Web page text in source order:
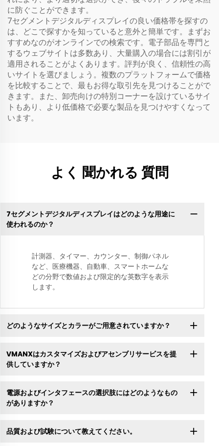
に防ぐことができます。
7セグメントデジタルディスプレイの良い価格帯を探すの
は、どこで探すかを知っていると意外と簡単です。まずお
すすめなのがオンラインでの検索です。電子部品を専門と
するウェブサイトは多数あり、大量購入の場合には割引が
適用されることがよくあります。評判が良く、信頼性の高
いサイトを選びましょう。複数のプラットフォームで価格
を比較することで、最もお得な取引先を見つけることがで
きます。また、卸売向けの特別コーナーを設けているサイ
トもあり、より低価格で必要な製品を見つけやすくなって
います。
よく 聞かれる 質問
7セグメントデジタルディスプレイはどのような用途に
使われるのか？
計測器、タイマー、カウンター、制御パネル
など、医療機器、自動車、スマートホームな
どの分野で数値および限定的な英数字を表示
します。
どのようなサイズとカラーがご用意されていますか？
VMANXはカスタマイズおよびアセンブリサービスを提
供していますか？
電源およびインタフェースの選択肢にはどのようなもの
がありますか？
品質および試験について教えてください。